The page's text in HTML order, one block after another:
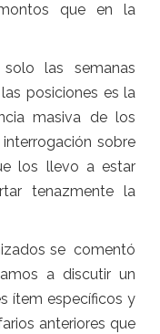
que en la
las semanas
posiciones es la
masiva de los
sobre
los llevo a estar
tenazmente la
se comentó
a discutir un
ítem específicos y
anteriores que